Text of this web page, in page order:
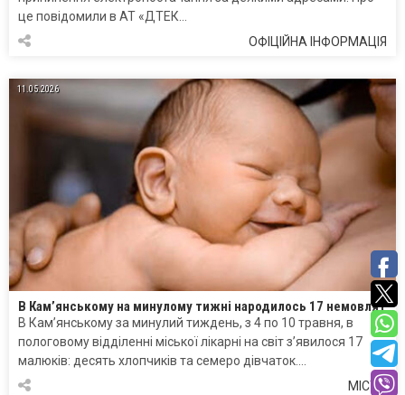
це повідомили в АТ «ДТЕК…
ОФІЦІЙНА ІНФОРМАЦІЯ
11.05.2026
В Кам’янському на минулому тижні народилось 17 немовлят
В Кам’янському за минулий тиждень, з 4 по 10 травня, в
пологовому відділенні міської лікарні на світ з’явилося 17
малюків: десять хлопчиків та семеро дівчаток….
МІСТО